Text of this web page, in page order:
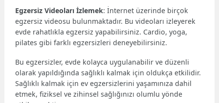
Egzersiz Videoları İzlemek: İnternet üzerinde birçok
egzersiz videosu bulunmaktadır. Bu videoları izleyerek
evde rahatlıkla egzersiz yapabilirsiniz. Cardio, yoga,
pilates gibi farklı egzersizleri deneyebilirsiniz.
Bu egzersizler, evde kolayca uygulanabilir ve düzenli
olarak yapıldığında sağlıklı kalmak için oldukça etkilidir.
Sağlıklı kalmak için ev egzersizlerini yaşamınıza dahil
etmek, fiziksel ve zihinsel sağlığınızı olumlu yönde